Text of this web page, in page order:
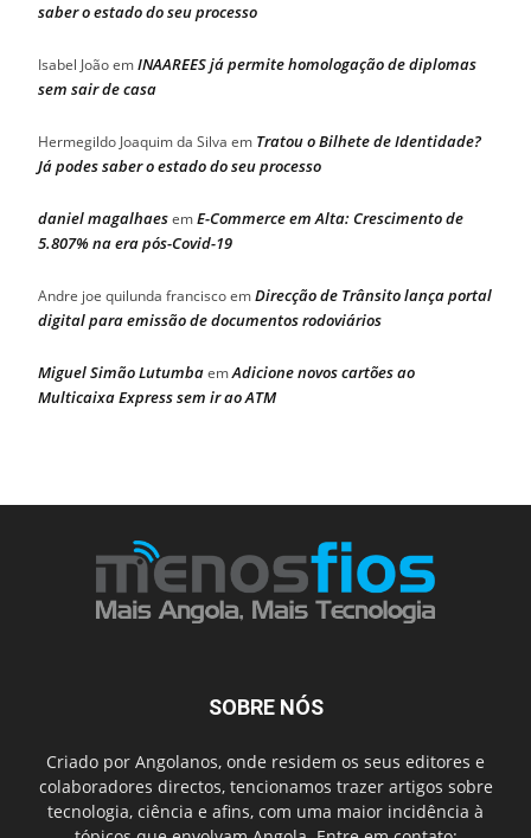
saber o estado do seu processo
Isabel JoãoemINAAREES já permite homologação de diplomas
sem sair de casa
Hermegildo Joaquim da Silva em Tratou o Bilhete de Identidade?
Já podes saber o estado do seu processo
daniel magalhaesemE-Commerce em Alta: Crescimento de
5.807% na era pós-Covid-19
Andre joe quilunda franciscoemDirecção de Trânsito lança portal
digital para emissão de documentos rodoviários
Miguel Simão LutumbaemAdicione novos cartões ao
Multicaixa Express sem ir ao ATM
SOBRE NÓS
Criado por Angolanos, onde residem os seus editores e
colaboradores directos, tencionamos trazer artigos sobre
tecnologia, ciência e afins, com uma maior incidência à